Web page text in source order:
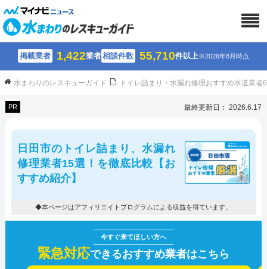
掲載業者 1,422業者相談件数 55,710件以上※2026年8月時点
水まわりのレスキューガイド トイレ詰まり・水漏れ修理おすすめ水道業
PR 最終更新日： 2026.6.17
日田市のトイレ詰まり、水漏れ
修理業者15選！を徹底比較【お
すすめ紹介】
◆本ページはアフィリエイトプログラムによる収益を得ています。
緊急対応できるおすすめ業者はこちら